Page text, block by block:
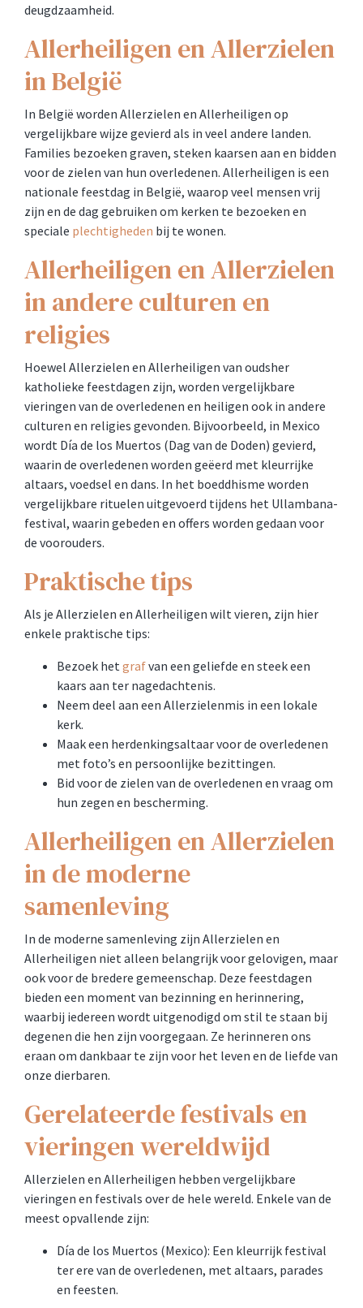
deugdzaamheid.
Allerheiligen en Allerzielen
in België
In België worden Allerzielen en Allerheiligen op
vergelijkbare wijze gevierd als in veel andere landen.
Families bezoeken graven, steken kaarsen aan en bidden
voor de zielen van hun overledenen. Allerheiligen is een
nationale feestdag in België, waarop veel mensen vrij
zijn en de dag gebruiken om kerken te bezoeken en
speciale plechtigheden bij te wonen.
Allerheiligen en Allerzielen
in andere culturen en
religies
Hoewel Allerzielen en Allerheiligen van oudsher
katholieke feestdagen zijn, worden vergelijkbare
vieringen van de overledenen en heiligen ook in andere
culturen en religies gevonden. Bijvoorbeeld, in Mexico
wordt Día de los Muertos (Dag van de Doden) gevierd,
waarin de overledenen worden geëerd met kleurrijke
altaars, voedsel en dans. In het boeddhisme worden
vergelijkbare rituelen uitgevoerd tijdens het Ullambana-
festival, waarin gebeden en offers worden gedaan voor
de voorouders.
Praktische tips
Als je Allerzielen en Allerheiligen wilt vieren, zijn hier
enkele praktische tips:
Bezoek hetgrafvan een geliefde en steek een
kaars aan ter nagedachtenis.
Neem deel aan een Allerzielenmis in een lokale
kerk.
Maak een herdenkingsaltaar voor de overledenen
met foto’s en persoonlijke bezittingen.
Bid voor de zielen van de overledenen en vraag om
hun zegen en bescherming.
Allerheiligen en Allerzielen
in de moderne
samenleving
In de moderne samenleving zijn Allerzielen en
Allerheiligen niet alleen belangrijk voor gelovigen, maar
ook voor de bredere gemeenschap. Deze feestdagen
bieden een moment van bezinning en herinnering,
waarbij iedereen wordt uitgenodigd om stil te staan bij
degenen die hen zijn voorgegaan. Ze herinneren ons
eraan om dankbaar te zijn voor het leven en de liefde van
onze dierbaren.
Gerelateerde festivals en
vieringen wereldwijd
Allerzielen en Allerheiligen hebben vergelijkbare
vieringen en festivals over de hele wereld. Enkele van de
meest opvallende zijn:
Día de los Muertos (Mexico): Een kleurrijk festival
ter ere van de overledenen, met altaars, parades
en feesten.